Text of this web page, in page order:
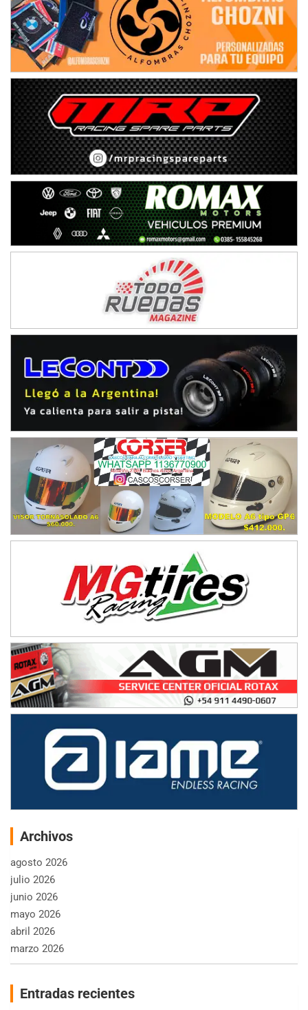
Archivos
agosto 2026
julio 2026
junio 2026
mayo 2026
abril 2026
marzo 2026
Entradas recientes